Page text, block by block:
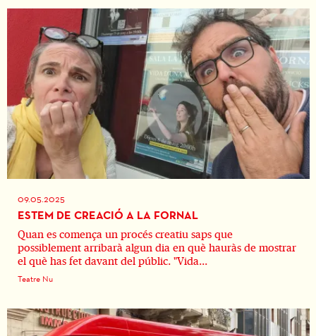
09.05.2025
ESTEM DE CREACIÓ A LA FORNAL
Quan es comença un procés creatiu saps que
possiblement arribarà algun dia en què hauràs de mostrar
el què has fet davant del públic. "Vida...
Teatre Nu